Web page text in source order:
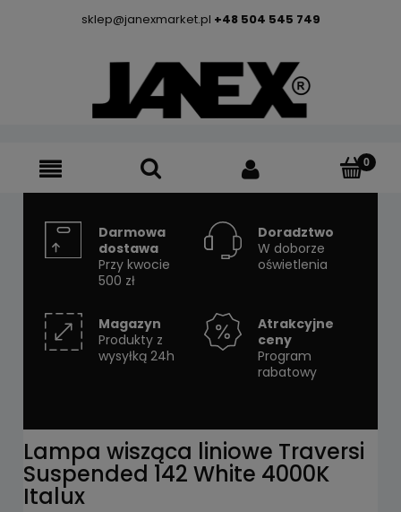
sklep@janexmarket.pl +48 504 545 749
Darmowa
dostawa
Przy kwocie
500 zł
Doradztwo
W doborze
oświetlenia
Magazyn
Produkty z
wysyłką 24h
Atrakcyjne
ceny
Program
rabatowy
Lampa wisząca liniowe Traversi
Suspended 142 White 4000K
Italux